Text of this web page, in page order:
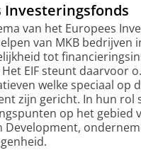
Investeringsfonds
van het Europees
van MKB bedrijven
tot
EIF steunt daarvoor
welke speciaal op
zijn gericht. In hun rol
op het gebied
Development,